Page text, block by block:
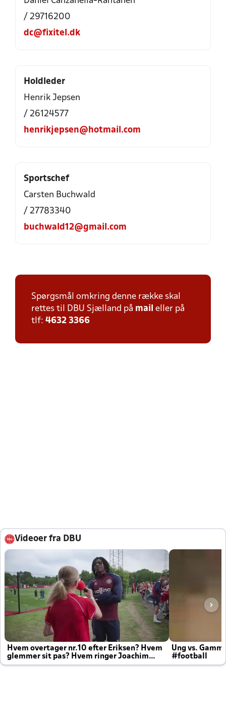
/ 29716200
dc@fixitel.dk
Holdleder
Henrik Jepsen
/ 26124577
henrikjepsen@hotmail.com
Sportschef
Carsten Buchwald
/ 27783340
buchwald12@gmail.com
Spørgsmål omkring denne række skal
rettes til DBU Sjælland på mail eller på
tlf: 4632 3366
Videoer fra DBU
Hvem overtager nr.10 efter Eriksen? Hvem
glemmer sit pas? Hvem ringer Joachim
altid til efter kampe?
Ung vs.
#football